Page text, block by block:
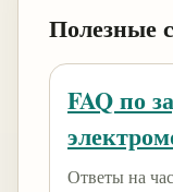
Полезные
FAQ по
Ответы на